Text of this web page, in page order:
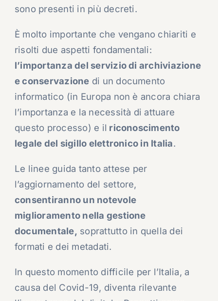
sono presenti in più decreti.
È molto importante che vengano chiariti e
risolti due aspetti fondamentali:
l’importanza del servizio di archiviazione
e conservazione di un documento
informatico (in Europa non è ancora chiara
l’importanza e la necessità di attuare
questo processo) e il riconoscimento
legale del sigillo elettronico in Italia.
Le linee guida tanto attese per
l’aggiornamento del settore,
consentiranno un notevole
miglioramento nella gestione
documentale, soprattutto in quella dei
formati e dei metadati.
In questo momento difficile per l’Italia, a
causa del Covid-19, diventa rilevante